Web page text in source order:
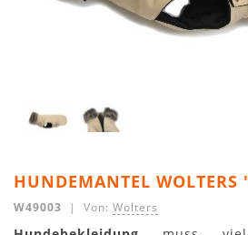
HUNDEMANTEL WOLTERS
W49003 | Von: Wolters